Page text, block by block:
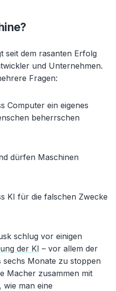
seit dem rasanten Erfolg
und Unternehmen.
Fragen:
Computer ein eigenes
beherrschen
dürfen Maschinen
KI für die falschen Zwecke
schlug vor einigen
der KI – vor allem der
sechs Monate zu stoppen
Macher zusammen mit
wie man eine